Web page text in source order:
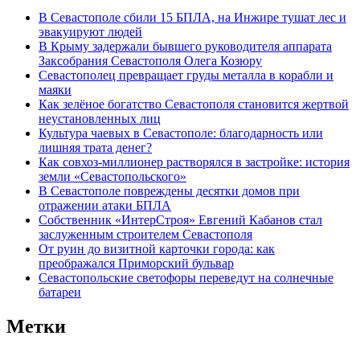
В Севастополе сбили 15 БПЛА, на Инжире тушат лес и
эвакуируют людей
В Крыму задержали бывшего руководителя аппарата
Заксобрания Севастополя Олега Козюру
Севастополец превращает груды металла в корабли и
маяки
Как зелёное богатство Севастополя становится жертвой
неустановленных лиц
Культура чаевых в Севастополе: благодарность или
лишняя трата денег?
Как совхоз-миллионер растворялся в застройке: история
земли «Севастопольского»
В Севастополе повреждены десятки домов при
отражении атаки БПЛА
Собственник «ИнтерСтроя» Евгений Кабанов стал
заслуженным строителем Севастополя
От руин до визитной карточки города: как
преображался Приморский бульвар
Севастопольские светофоры переведут на солнечные
батареи
Метки